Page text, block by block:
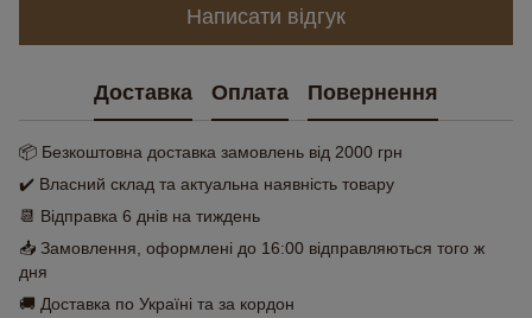
Написати відгук
Доставка Оплата Повернення
📦 Безкоштовна доставка замовлень від 2000 грн
✔️ Власний склад та актуальна наявність товару
📆 Відправка 6 днів на тиждень
📥 Замовлення, оформлені до 16:00 відправляються того ж
дня
🚚 Доставка по Україні та за кордон